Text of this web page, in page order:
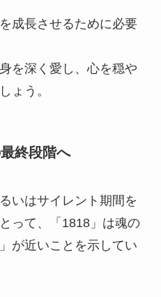
成長させるために必要
を深く愛し、心を穏や
ょう。
終段階へ
いはサイレント期間を
って、「1818」は魂の
が近いことを示してい